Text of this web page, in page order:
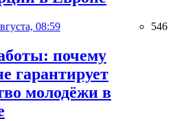
08:59 546
почему
гарантирует
молодёжи в